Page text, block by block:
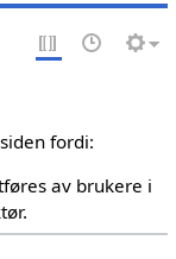
fordi:
av brukere i